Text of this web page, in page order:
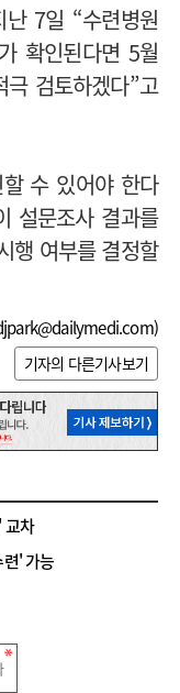
7일 “수련병원
확인된다면 5월
검토하겠다”고
수 있어야 한다
설문조사 결과를
행 여부를 결정할
)
기자의 다른기사보기
교차
' 가능